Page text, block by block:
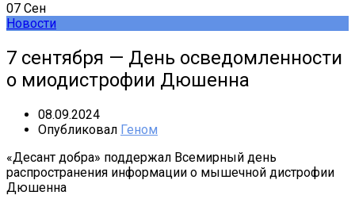
07 Сен
Новости
7 сентября — День осведомленности
о миодистрофии Дюшенна
08.09.2024
Опубликовал Геном
«Десант добра» поддержал Всемирный день
распространения информации о мышечной дистрофии
Дюшенна